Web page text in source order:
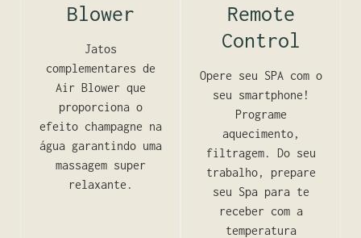
Blower
Jatos
complementares de
Air Blower que
proporciona o
efeito champagne na
água garantindo uma
massagem super
relaxante.
Remote
Control
Opere seu SPA com o
seu smartphone!
Programe
aquecimento,
filtragem. Do seu
trabalho, prepare
seu Spa para te
receber com a
temperatura